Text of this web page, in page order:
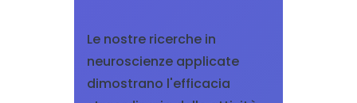
Le nostre ricerche in
neuroscienze applicate
dimostrano l'efficacia